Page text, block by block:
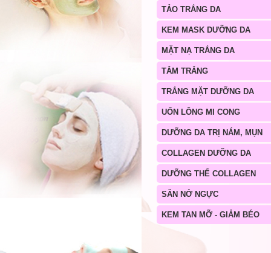
TẢO TRẮNG DA
KEM MASK DƯỠNG DA
MẶT NẠ TRẮNG DA
TẮM TRẮNG
TRẮNG MẶT DƯỠNG DA
UỐN LÔNG MI CONG
DƯỠNG DA TRỊ NÁM, MỤN
COLLAGEN DƯỠNG DA
DƯỠNG THỂ COLLAGEN
SĂN NỞ NGỰC
KEM TAN MỠ - GIẢM BÉO